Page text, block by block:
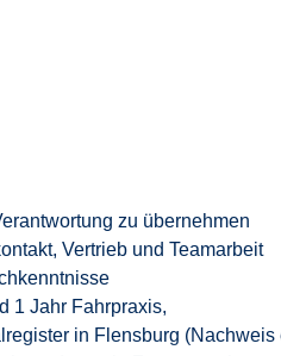
zu übernehmen
Vertrieb und Teamarbeit
1 Jahr Fahrpraxis,
in Flensburg (Nachweis